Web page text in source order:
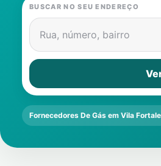
BUSCAR NO SEU ENDEREÇO
Rua, número, bairro
Fornecedores De Gás em Vila